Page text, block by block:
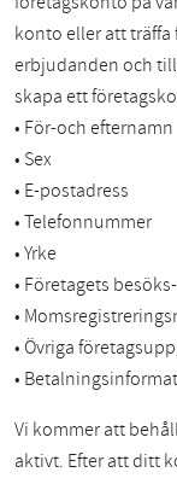
konto eller att träffa
erbjudanden och
skapa ett
• För-och efternamn
• Sex
• E-postadress
• Telefonnummer
• Yrke
• Företagets
•
• Övriga
•
Vi kommer att
aktivt. Efter att ditt